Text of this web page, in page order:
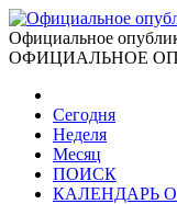
Официальное
ОФИЦИАЛЬНОЕ
Сегодня
Неделя
Месяц
ПОИСК
КАЛЕНДАРЬ